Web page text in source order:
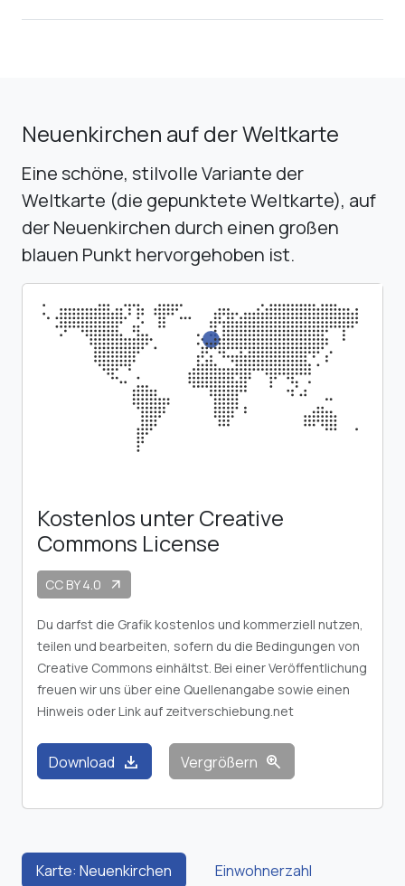
Neuenkirchen auf der Weltkarte
Eine schöne, stilvolle Variante der
Weltkarte (die gepunktete Weltkarte), auf
der Neuenkirchen durch einen großen
blauen Punkt hervorgehoben ist.
Kostenlos unter Creative
Commons License
CC BY 4.0 arrow_outward
Du darfst die Grafik kostenlos und kommerziell nutzen,
teilen und bearbeiten, sofern du die Bedingungen von
Creative Commons einhältst. Bei einer Veröffentlichung
freuen wir uns über eine Quellenangabe sowie einen
Hinweis oder Link auf zeitverschiebung.net
Download download Vergrößern zoom_in
Karte: Neuenkirchen Einwohnerzahl